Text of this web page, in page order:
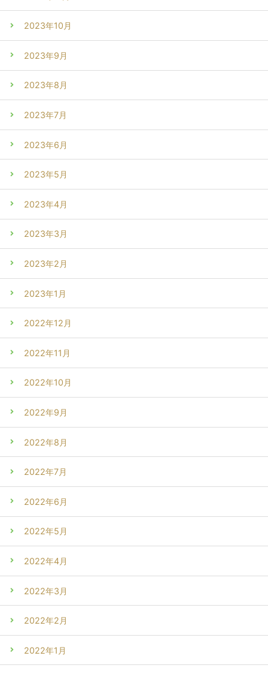
2023年10月
2023年9月
2023年8月
2023年7月
2023年6月
2023年5月
2023年4月
2023年3月
2023年2月
2023年1月
2022年12月
2022年11月
2022年10月
2022年9月
2022年8月
2022年7月
2022年6月
2022年5月
2022年4月
2022年3月
2022年2月
2022年1月